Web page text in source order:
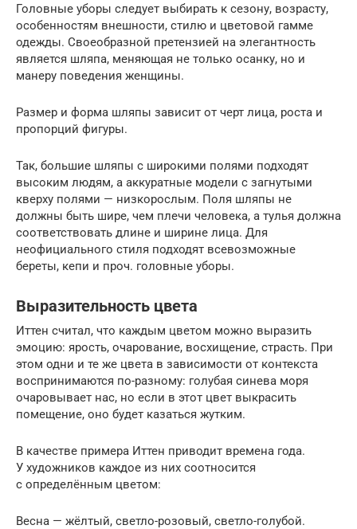
Головные уборы следует выбирать к сезону, возрасту,
особенностям внешности, стилю и цветовой гамме
одежды. Своеобразной претензией на элегантность
является шляпа, меняющая не только осанку, но и
манеру поведения женщины.
Размер и форма шляпы зависит от черт лица, роста и
пропорций фигуры.
Так, большие шляпы с широкими полями подходят
высоким людям, а аккуратные модели с загнутыми
кверху полями — низкорослым. Поля шляпы не
должны быть шире, чем плечи человека, а тулья должна
соответствовать длине и ширине лица. Для
неофициального стиля подходят всевозможные
береты, кепи и проч. головные уборы.
Выразительность цвета
Иттен считал, что каждым цветом можно выразить
эмоцию: ярость, очарование, восхищение, страсть. При
этом одни и те же цвета в зависимости от контекста
воспринимаются по-разному: голубая синева моря
очаровывает нас, но если в этот цвет выкрасить
помещение, оно будет казаться жутким.
В качестве примера Иттен приводит времена года.
У художников каждое из них соотносится
с определённым цветом:
Весна — жёлтый, светло-розовый, светло-голубой.